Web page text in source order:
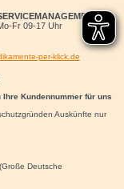
Fr 09-17 Uhr
per-klick.de
Kundennummer für uns
Auskünfte nur
(Große Deutsche